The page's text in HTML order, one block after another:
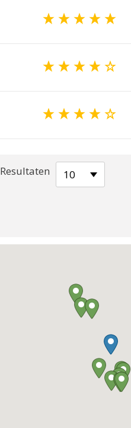
Resultaten 10